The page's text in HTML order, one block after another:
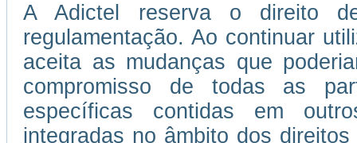
A Adictel reserva o direito
regulamentação. Ao continuar
aceita as mudanças que
compromisso de todas as
específicas contidas em
integradas no âmbito dos